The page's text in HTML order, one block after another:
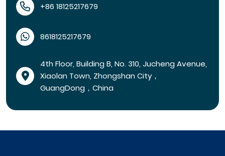
+86 18125217679
8618125217679
4th Floor, Building B, No. 310, Jucheng Avenue,
Xiaolan Town, Zhongshan City，
GuangDong，China